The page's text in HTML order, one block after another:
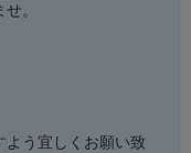
。
よう宜しくお願い致